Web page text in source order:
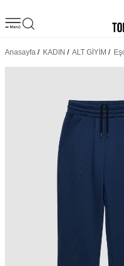
Anasayfa / KADIN / ALT GİYİM /